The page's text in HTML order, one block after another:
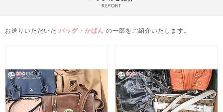
お送りいただいた バッグ・かばん の一部をご紹介いたします。